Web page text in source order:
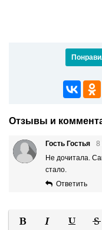
Отзывы и
Гость Гостья
8
Не дочитала.
стало.
Ответить